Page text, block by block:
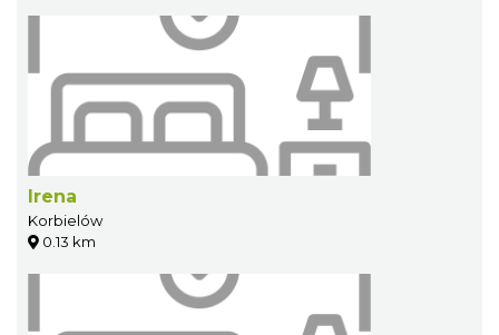
Irena
Korbielów
0.13 km